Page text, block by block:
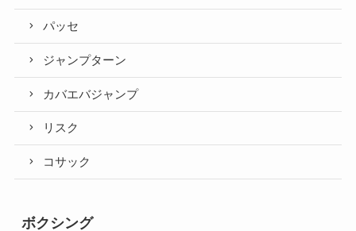
パッセ
ジャンプターン
カバエバジャンプ
リスク
コサック
ボクシング